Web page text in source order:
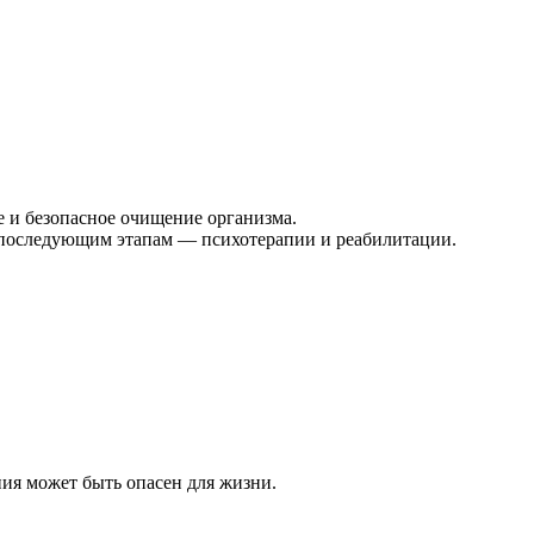
безопасное очищение организма.
последующим этапам — психотерапии и реабилитации.
может быть опасен для жизни.